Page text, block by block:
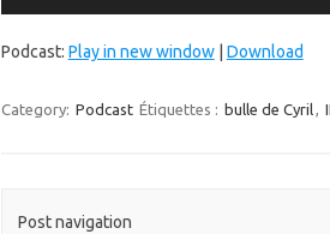
Podcast: Play in new window| Download
Category: Podcast Étiquettes : bulle de Cyril,
Post navigation